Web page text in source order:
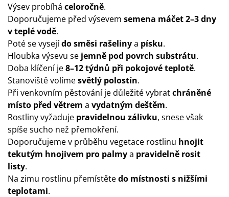
Výsev probíhá celoročně.
Doporučujeme před výsevem semena máčet 2–3 dny
v teplé vodě.
Poté se vysejído směsi rašelinya písku.
Hloubka výsevu se jemně pod povrch substrátu.
Doba klíčení je8–12 týdnů při pokojové teplotě.
Stanoviště volímesvětlý polostín.
Při venkovním pěstování je důležité vybratchráněné
místo před větrem a vydatným deštěm.
Rostliny vyžaduje pravidelnou zálivku, snese však
spíše sucho než přemokření.
Doporučujeme v průběhu vegetace rostlinu hnojit
tekutým hnojivem pro palmya pravidelně rosit
listy.
Na zimu rostlinu přemístětedo místnosti s nižšími
teplotami.